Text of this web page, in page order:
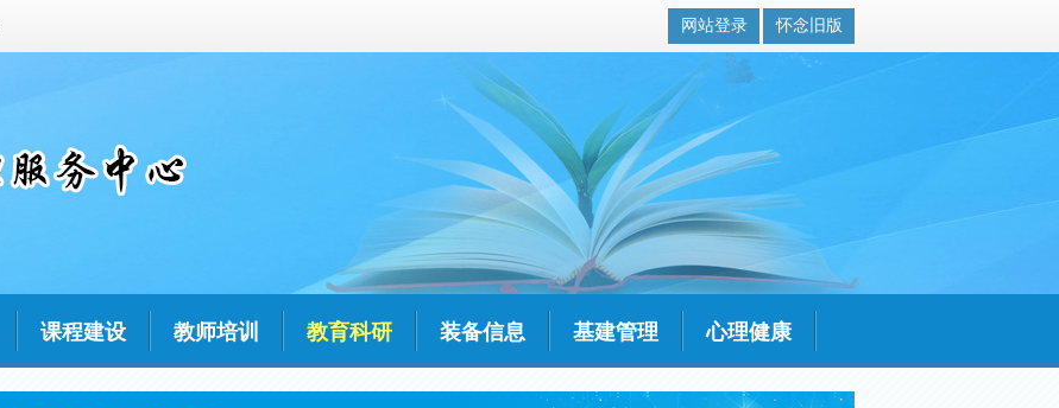
怀念旧版
网站登录
课程建设 教师培训 教育科研 装备信息 基建管理 心理健康